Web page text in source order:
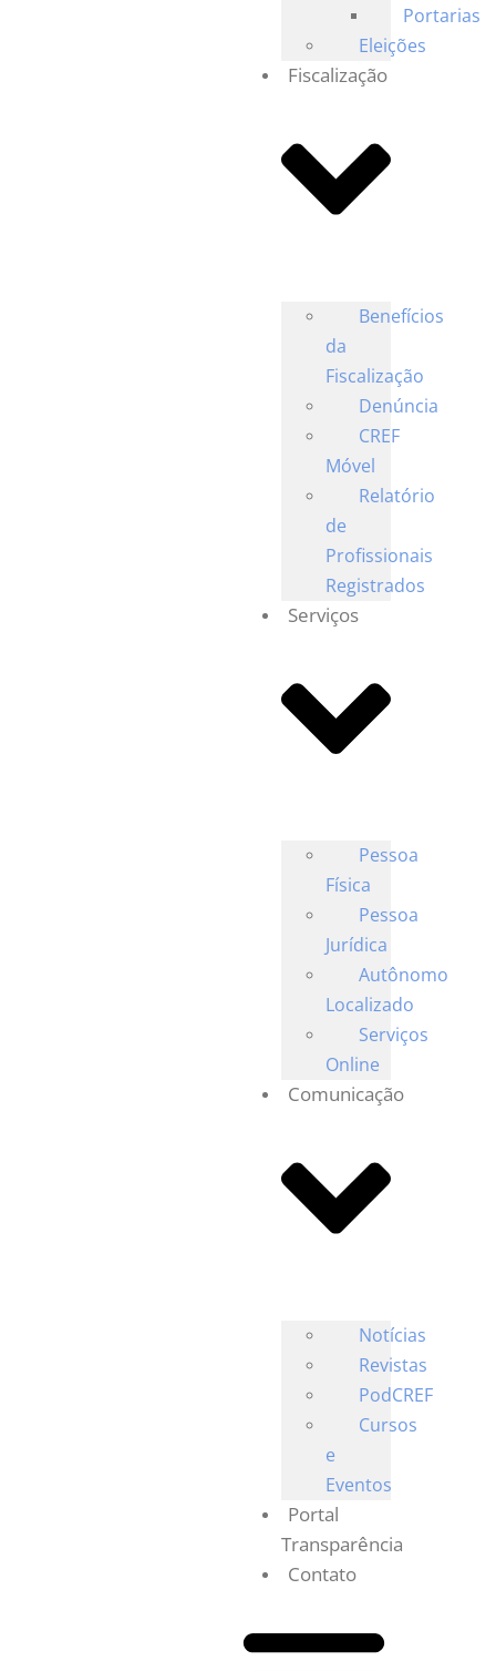
Portarias
Eleições
Fiscalização
Benefícios
da
Fiscalização
Denúncia
CREF
Móvel
Relatório
de
Profissionais
Registrados
Serviços
Pessoa
Física
Pessoa
Jurídica
Autônomo
Localizado
Serviços
Online
Comunicação
Notícias
Revistas
PodCREF
Cursos
e
Eventos
Portal
Transparência
Contato